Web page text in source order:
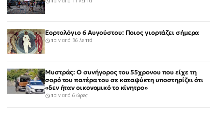
Εορτολόγιο 6 Αυγούστου: Ποιος γιορτάζει σήμερα
πριν από 36 λεπτά
Μυστράς: Ο συνήγορος του 55χρονου που είχε τη
σορό του πατέρα του σε καταψύκτη υποστηρίζει ότι
«δεν ήταν οικονομικό το κίνητρο»
πριν από 6 ώρες